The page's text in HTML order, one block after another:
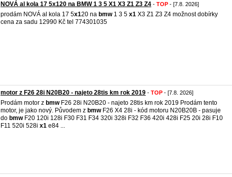
NOVÁ al kola 17 5x120 na BMW 1 3 5 X1 X3 Z1 Z3 Z4 - TOP - [7.8. 2026]
prodám NOVÁ al kola 17 5x120 na bmw1 3 5 x1 X3 Z1 Z3 Z4 možnost dobírky
cena za sadu 12990 Kč tel 774301035
motor z F26 28i N20B20 - najeto 28tis km rok 2019 - TOP - [7.8. 2026]
Prodám motor z bmwF26 28i N20B20 - najeto 28tis km rok 2019 Prodám tento
motor, je jako nový. Původem z bmwF26 X4 28i - kód motoru N20B20B - pasuje
do bmwF20 120i 128i F30 F31 F34 320i 328i F32 F36 420i 428i F25 20i 28i F10
F11 520i 528i x1 e84 ...